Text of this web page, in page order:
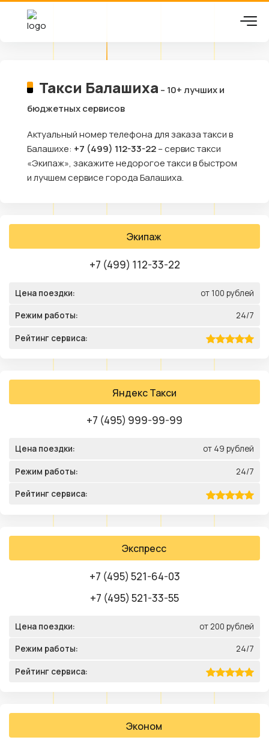
Такси Балашиха – 10+ лучших и
бюджетных сервисов
Актуальный номер телефона для заказа такси в
Балашихе: +7 (499) 112-33-22– сервис такси
«Экипаж», закажите недорогое такси в быстром
и лучшем сервисе города Балашиха.
Экипаж
+7 (499) 112-33-22
Цена поездки: от 100 рублей
Режим работы: 24/7
Рейтинг сервиса:
Яндекс Такси
+7 (495) 999-99-99
Цена поездки: от 49 рублей
Режим работы: 24/7
Рейтинг сервиса:
Экспресс
+7 (495) 521-64-03
+7 (495) 521-33-55
Цена поездки: от 200 рублей
Режим работы: 24/7
Рейтинг сервиса:
Эконом